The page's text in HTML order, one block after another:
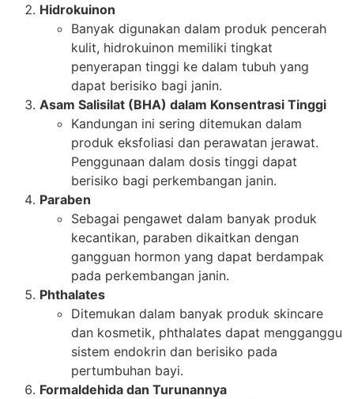
Hidrokuinon
Banyak digunakan dalam produk pencerah
kulit, hidrokuinon memiliki tingkat
penyerapan tinggi ke dalam tubuh yang
dapat berisiko bagi janin.
Asam Salisilat (BHA) dalam Konsentrasi Tinggi
Kandungan ini sering ditemukan dalam
produk eksfoliasi dan perawatan jerawat.
Penggunaan dalam dosis tinggi dapat
berisiko bagi perkembangan janin.
Paraben
Sebagai pengawet dalam banyak produk
kecantikan, paraben dikaitkan dengan
gangguan hormon yang dapat berdampak
pada perkembangan janin.
Phthalates
Ditemukan dalam banyak produk skincare
dan kosmetik, phthalates dapat mengganggu
sistem endokrin dan berisiko pada
pertumbuhan bayi.
Formaldehida dan Turunannya